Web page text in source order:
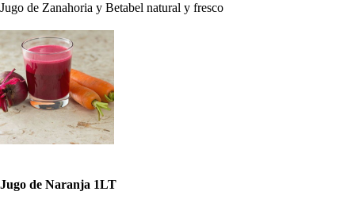
Jugo de Zanahoria y Betabel natural y fresco
Jugo de Naranja 1LT